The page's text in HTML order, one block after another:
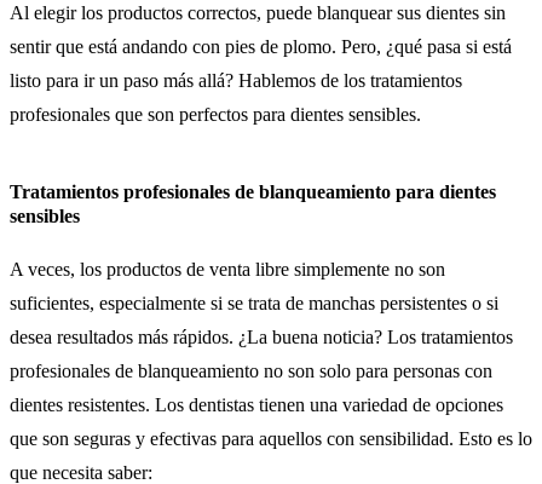
Al elegir los productos correctos, puede blanquear sus dientes sin
sentir que está andando con pies de plomo. Pero, ¿qué pasa si está
listo para ir un paso más allá? Hablemos de los tratamientos
profesionales que son perfectos para dientes sensibles.
Tratamientos profesionales de blanqueamiento para dientes
sensibles
A veces, los productos de venta libre simplemente no son
suficientes, especialmente si se trata de manchas persistentes o si
desea resultados más rápidos. ¿La buena noticia? Los tratamientos
profesionales de blanqueamiento no son solo para personas con
dientes resistentes. Los dentistas tienen una variedad de opciones
que son seguras y efectivas para aquellos con sensibilidad. Esto es lo
que necesita saber: